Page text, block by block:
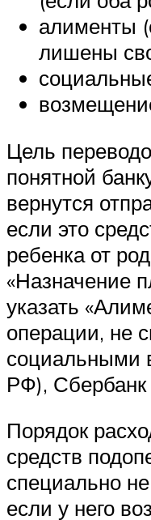
алименты
лишены
Цель
понятной
вернутся
если это
ребенка от
«Назначение
указать
операции, не
социальными
РФ), Сбербанк
Порядок
средств
специально
если у него